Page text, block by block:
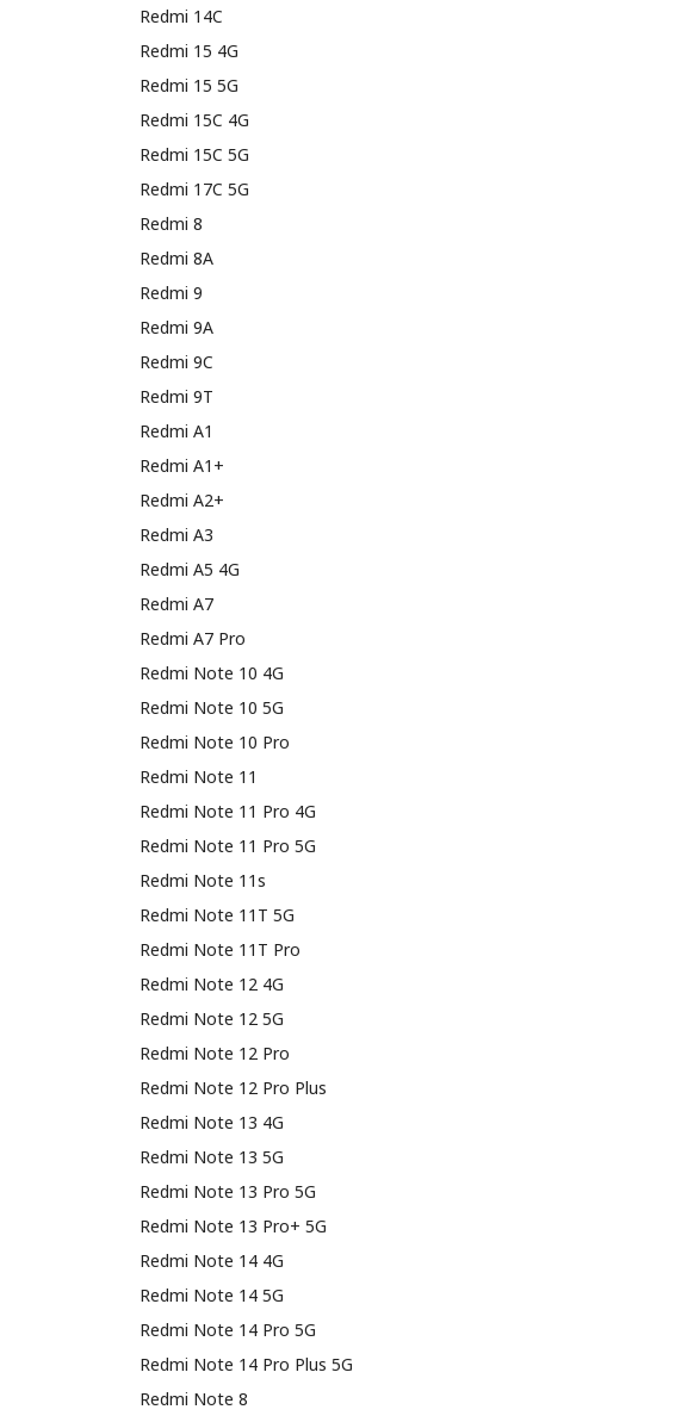
Redmi 14C
Redmi 15 4G
Redmi 15 5G
Redmi 15C 4G
Redmi 15C 5G
Redmi 17C 5G
Redmi 8
Redmi 8A
Redmi 9
Redmi 9A
Redmi 9C
Redmi 9T
Redmi A1
Redmi A1+
Redmi A2+
Redmi A3
Redmi A5 4G
Redmi A7
Redmi A7 Pro
Redmi Note 10 4G
Redmi Note 10 5G
Redmi Note 10 Pro
Redmi Note 11
Redmi Note 11 Pro 4G
Redmi Note 11 Pro 5G
Redmi Note 11s
Redmi Note 11T 5G
Redmi Note 11T Pro
Redmi Note 12 4G
Redmi Note 12 5G
Redmi Note 12 Pro
Redmi Note 12 Pro Plus
Redmi Note 13 4G
Redmi Note 13 5G
Redmi Note 13 Pro 5G
Redmi Note 13 Pro+ 5G
Redmi Note 14 4G
Redmi Note 14 5G
Redmi Note 14 Pro 5G
Redmi Note 14 Pro Plus 5G
Redmi Note 8